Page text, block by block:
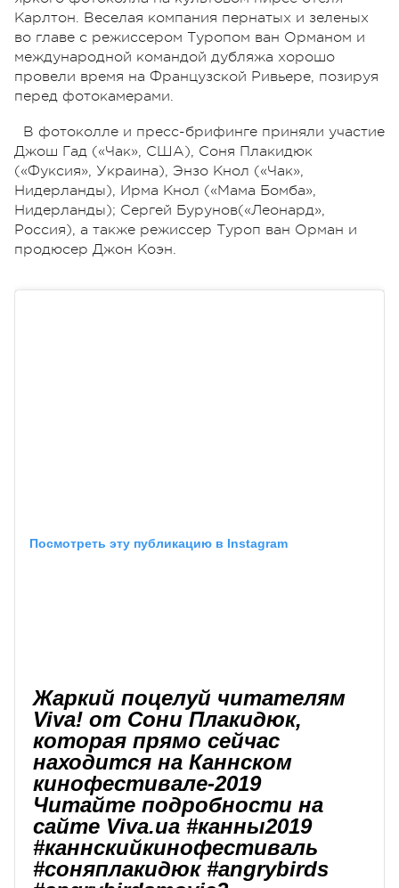
Карлтон. Веселая компания пернатых и зеленых
во главе с режиссером Туропом ван Орманом и
международной командой дубляжа хорошо
провели время на Французской Ривьере, позируя
перед фотокамерами.
В фотоколле и пресс-брифинге приняли участие
Джош Гад («Чак», США), Соня Плакидюк
(«Фуксия», Украина), Энзо Кнол («Чак»,
Нидерланды), Ирма Кнол («Мама Бомба»,
Нидерланды); Сергей Бурунов(«Леонард»,
Россия), а также режиссер Туроп ван Орман и
продюсер Джон Коэн.
Посмотреть эту публикацию в Instagram
Жаркий поцелуй читателям
Viva! от Сони Плакидюк,
которая прямо сейчас
находится на Каннском
кинофестивале-2019
Читайте подробности на
сайте Viva.ua #канны2019
#каннскийкинофестиваль
#соняплакидюк #angrybirds